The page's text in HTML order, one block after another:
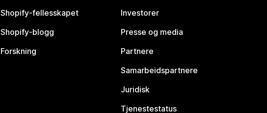
Shopify-fellesskapet
Shopify-blogg
Forskning
Investorer
Presse og media
Partnere
Samarbeidspartnere
Juridisk
Tjenestestatus